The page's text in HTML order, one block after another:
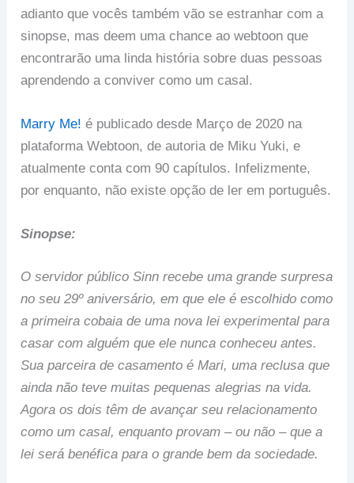
adianto que vocês também vão se estranhar com a
sinopse, mas deem uma chance ao webtoon que
encontrarão uma linda história sobre duas pessoas
aprendendo a conviver como um casal.
Marry Me!é publicado desde Março de 2020 na
plataforma Webtoon, de autoria de Miku Yuki, e
atualmente conta com 90 capítulos. Infelizmente,
por enquanto, não existe opção de ler em português.
Sinopse:
O servidor público Sinn recebe uma grande surpresa
no seu 29º aniversário, em que ele é escolhido como
a primeira cobaia de uma nova lei experimental para
casar com alguém que ele nunca conheceu antes.
Sua parceira de casamento é Mari, uma reclusa que
ainda não teve muitas pequenas alegrias na vida.
Agora os dois têm de avançar seu relacionamento
como um casal, enquanto provam ‒ ou não ‒ que a
lei será benéfica para o grande bem da sociedade.